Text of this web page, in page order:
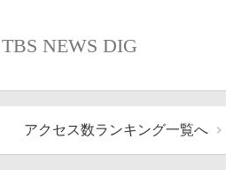
TBS NEWS DIG
アクセス数ランキング一覧へ